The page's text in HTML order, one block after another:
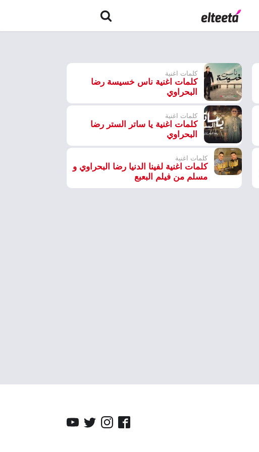
كلمات اغنية
كلمات اغنية ناس خسيسة رضا
البحراوي
كلمات اغنية
كلمات اغنية يا ساتر الستر رضا
البحراوي
كلمات اغنية
كلمات اغنية لفينا الدنيا رضا البحراوي و
مسلم من فيلم البعبع